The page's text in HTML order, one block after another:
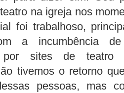
na igreja nos
foi trabalhoso,
a incumbência
por sites de teatro
tivemos o retorno
pessoas, mas